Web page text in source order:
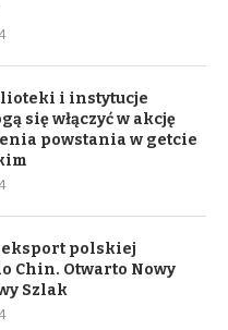
i instytucje
się włączyć w akcję
powstania w getcie
eksport polskiej
Chin. Otwarto Nowy
Szlak